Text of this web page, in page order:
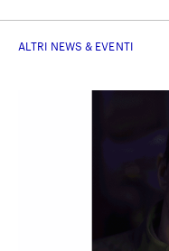
ALTRI NEWS & EVENTI